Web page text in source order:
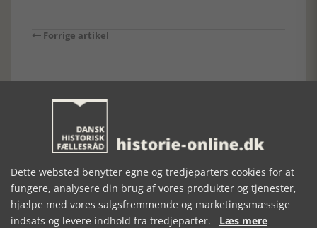
Forrige artikel
SYDBANK NY
SPONSOR FOR
ÅRETS
HISTORISKE BOG
ÅRETS
HISTORISKE BOG
2020
KOM MED DIT
FORSLAG
Dette websted benytter egne og tredjeparters cookies for at
fungere, analysere din brug af vores produkter og tjenester,
hjælpe med vores salgsfremmende og marketingsmæssige
indsats og levere indhold fra tredjeparter. Læs mere